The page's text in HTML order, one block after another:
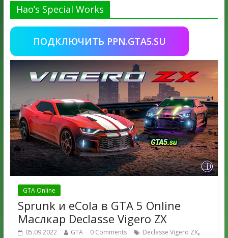
Hao’s Special Works
ПОДКЛЮЧИТЬ PPN.GTA5.SU
GTA Online
Sprunk и eCola в GTA 5 Online
Маслкар Declasse Vigero ZX
05.09.2022 GTA 0 Comments Declasse Vigero ZX,